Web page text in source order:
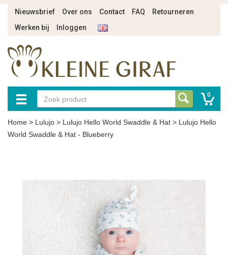
Nieuwsbrief Over ons Contact FAQ
Retourneren
Werken bij
Inloggen
0
Home > Lulujo > Lulujo Hello World Swaddle & Hat > Lulujo Hello
World Swaddle & Hat - Blueberry